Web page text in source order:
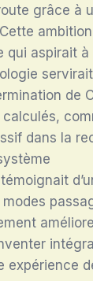
grâce à
qui aspirait
de
dans la
expérience